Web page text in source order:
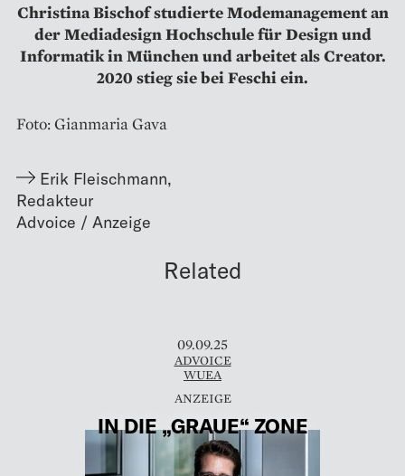
Christina Bischof studierte Mode­management an
der Mediadesign Hochschule für Design und
Informatik in München und arbeitet als Creator.
2020 stieg sie bei Feschi ein.
Foto: Gianmaria Gava
Erik Fleischmann,
Redakteur
Related
09.09.25
ADVOICE
WUEA
IN DIE „GRAUE“ ZONE